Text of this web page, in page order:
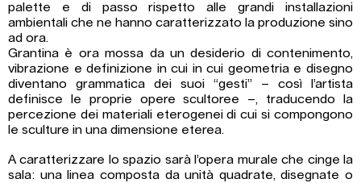
palette e di passo rispetto alle grandi installazioni
ambientali che ne hanno caratterizzato la produzione sino
ad ora.
Grantina è ora mossa da un desiderio di contenimento,
vibrazione e definizione in cui in cui geometria e disegno
diventano grammatica dei suoi “gesti” – così l’artista
definisce le proprie opere scultoree –, traducendo la
percezione dei materiali eterogenei di cui si compongono
le sculture in una dimensione eterea.
A caratterizzare lo spazio sarà l’opera murale che cinge la
sala: una linea composta da unità quadrate, disegnate o